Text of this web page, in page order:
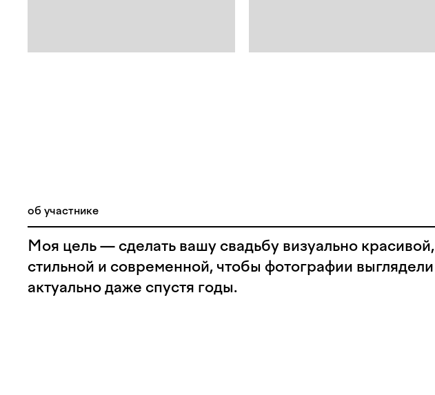
об участнике
Моя цель — сделать вашу свадьбу визуально красивой,
стильной и современной, чтобы фотографии выглядели
актуально даже спустя годы.